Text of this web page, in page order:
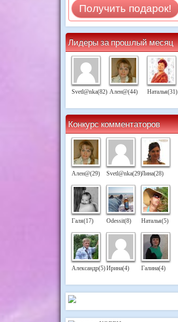
Лидеры за прошлый месяц
Svetl@nka(82) Ален@(44) Наталья(31)
Конкурс комментаторов
Ален@(29) Svetl@nka(29)Лина(28)
Галя(17) Odessit(8) Наталья(5)
Александр(5)Ирина(4) Галина(4)